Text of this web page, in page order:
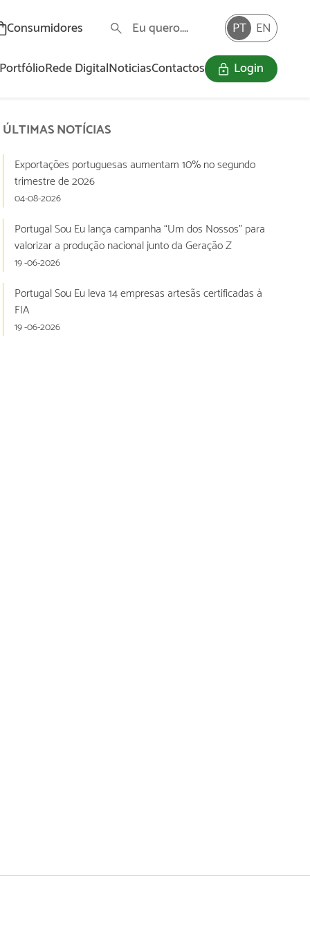
Consumidores PT EN
PortfólioRede DigitalNoticiasContactos Login
ÚLTIMAS NOTÍCIAS
Exportações portuguesas aumentam 10% no segundo
trimestre de 2026
04-08-2026
Portugal Sou Eu lança campanha “Um dos Nossos” para
valorizar a produção nacional junto da Geração Z
19 -06-2026
Portugal Sou Eu leva 14 empresas artesãs certificadas à
FIA
19 -06-2026